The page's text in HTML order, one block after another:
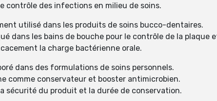
contrôle des infections en milieu de soins.
utilisé dans les produits de soins bucco-dentaires.
dans les bains de bouche pour le contrôle de la plaque
la charge bactérienne orale.
dans des formulations de soins personnels.
comme conservateur et booster antimicrobien.
sécurité du produit et la durée de conservation.